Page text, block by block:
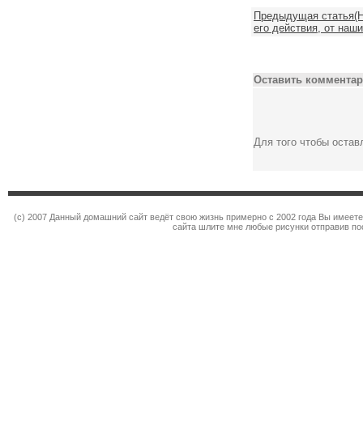
Предыдущая
его действия, от
Оставить
Для того чтобы
(c) 2007 Данный домашний сайт ведёт свою жизнь примерно с 2002 года Вы
сайта шлите мне любые рисунки отправив